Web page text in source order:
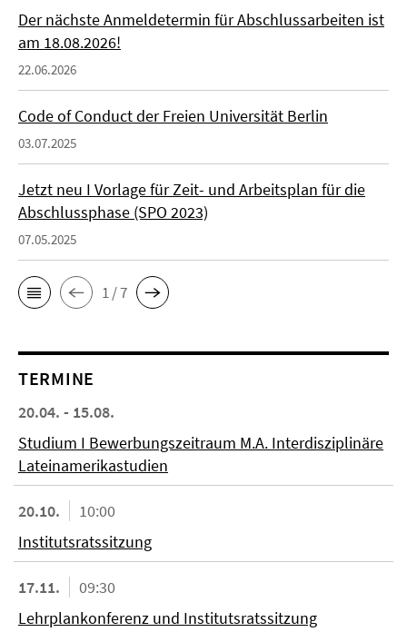
Der nächste Anmeldetermin für Abschlussarbeiten ist
am 18.08.2026!
22.06.2026
Code of Conduct der Freien Universität Berlin
03.07.2025
Jetzt neu I Vorlage für Zeit- und Arbeitsplan für die
Abschlussphase (SPO 2023)
07.05.2025
1 / 7
TERMINE
20.04. - 15.08.
Studium I Bewerbungszeitraum M.A. Interdisziplinäre
Lateinamerikastudien
20.10.
10:00
Institutsratssitzung
17.11.
09:30
Lehrplankonferenz und Institutsratssitzung